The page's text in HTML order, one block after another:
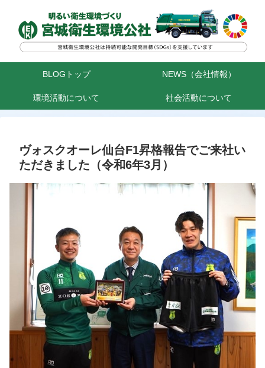
BLOGトップ NEWS（会社情報）
環境活動について 社会活動について
ヴォスクオーレ仙台F1昇格報告でご来社い
ただきました（令和6年3月）